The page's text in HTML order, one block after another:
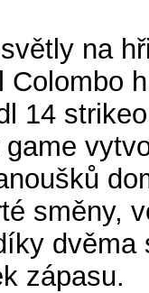
na
Colombo
14
směny,
dvěma
zápasu.